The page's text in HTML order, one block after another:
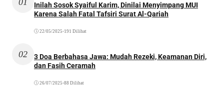
01
Inilah Sosok Syaiful Karim, Dinilai Menyimpang MUI
Karena Salah Fatal Tafsiri Surat Al-Qariah
22/05/2025 •191 Dilihat
02
3 Doa Berbahasa Jawa: Mudah Rezeki, Keamanan Diri,
dan Fasih Ceramah
26/07/2025 •88 Dilihat